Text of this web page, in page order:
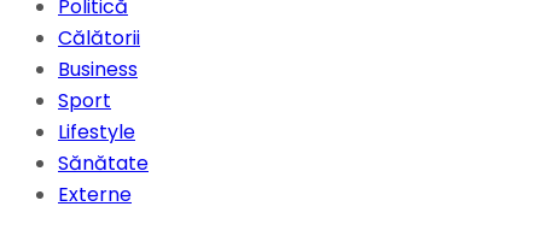
Politică
Călătorii
Business
Sport
Lifestyle
Sănătate
Externe